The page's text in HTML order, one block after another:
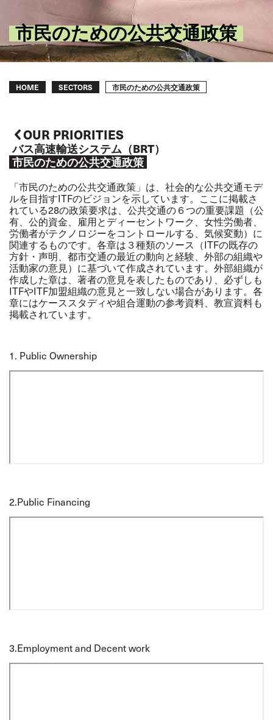
市民のための公共交通政策
Breadcrumb
HOME SECTORS 市民のための公共交通政策
OUR PRIORITIES
バス高速輸送システム（BRT）
市民のための公共交通政策
「市民のための公共交通政策」は、社会的な公共交通モデ
ルを目指すITFのビジョンを示しています。ここに掲載さ
れている28の政策要求は、公共交通の６つの重要課題（公
有、公的資金、雇用とディーセントワーク、女性労働者、
労働者がテクノロジーをコントロールする、気候変動）に
関連するものです。各章は３種類のソース（ITFの既存の
方針・声明、都市交通の最近の動向と経験、外部の組織や
活動家の意見）に基づいて作成されています。外部組織が
作成した章は、著者の意見を表したものであり、必ずしも
ITFやITF加盟組織の意見と一致しない場合があります。各
章にはケーススタディや組合運動の参考資料、教宣資料も
掲載されています。
1. Public Ownership
2.Public Financing
3.Employment and Decent work